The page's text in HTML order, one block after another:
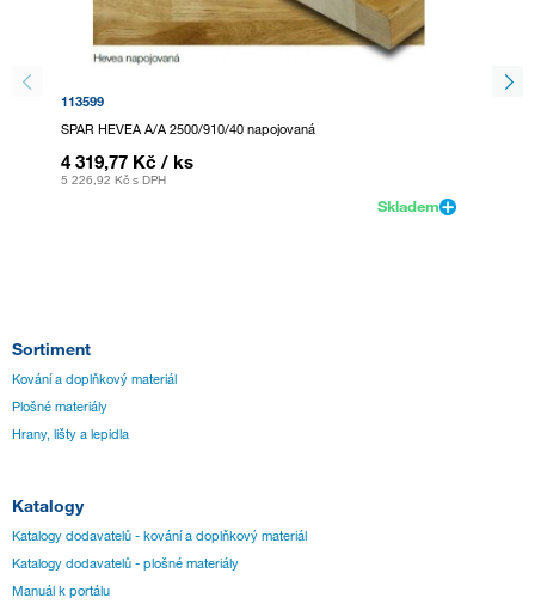
113599
SPAR HEVEA A/A 2500/910/40 napojovaná
4 319,77 Kč / ks
5 226,92 Kč s DPH
Skladem
Sortiment
Kování a doplňkový materiál
Plošné materiály
Hrany, lišty a lepidla
Katalogy
Katalogy dodavatelů - kování a doplňkový materiál
Katalogy dodavatelů - plošné materiály
Manuál k portálu